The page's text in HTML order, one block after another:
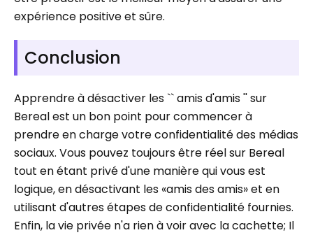
expérience positive et sûre.
Conclusion
Apprendre à désactiver les `` amis d'amis '' sur
Bereal est un bon point pour commencer à
prendre en charge votre confidentialité des médias
sociaux. Vous pouvez toujours être réel sur Bereal
tout en étant privé d'une manière qui vous est
logique, en désactivant les «amis des amis» et en
utilisant d'autres étapes de confidentialité fournies.
Enfin, la vie privée n'a rien à voir avec la cachette; Il